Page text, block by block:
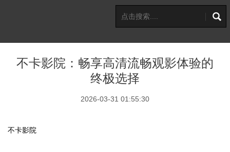
不卡影院：畅享高清流畅观影体验的
终极选择
2026-03-31 01:55:30
不卡影院